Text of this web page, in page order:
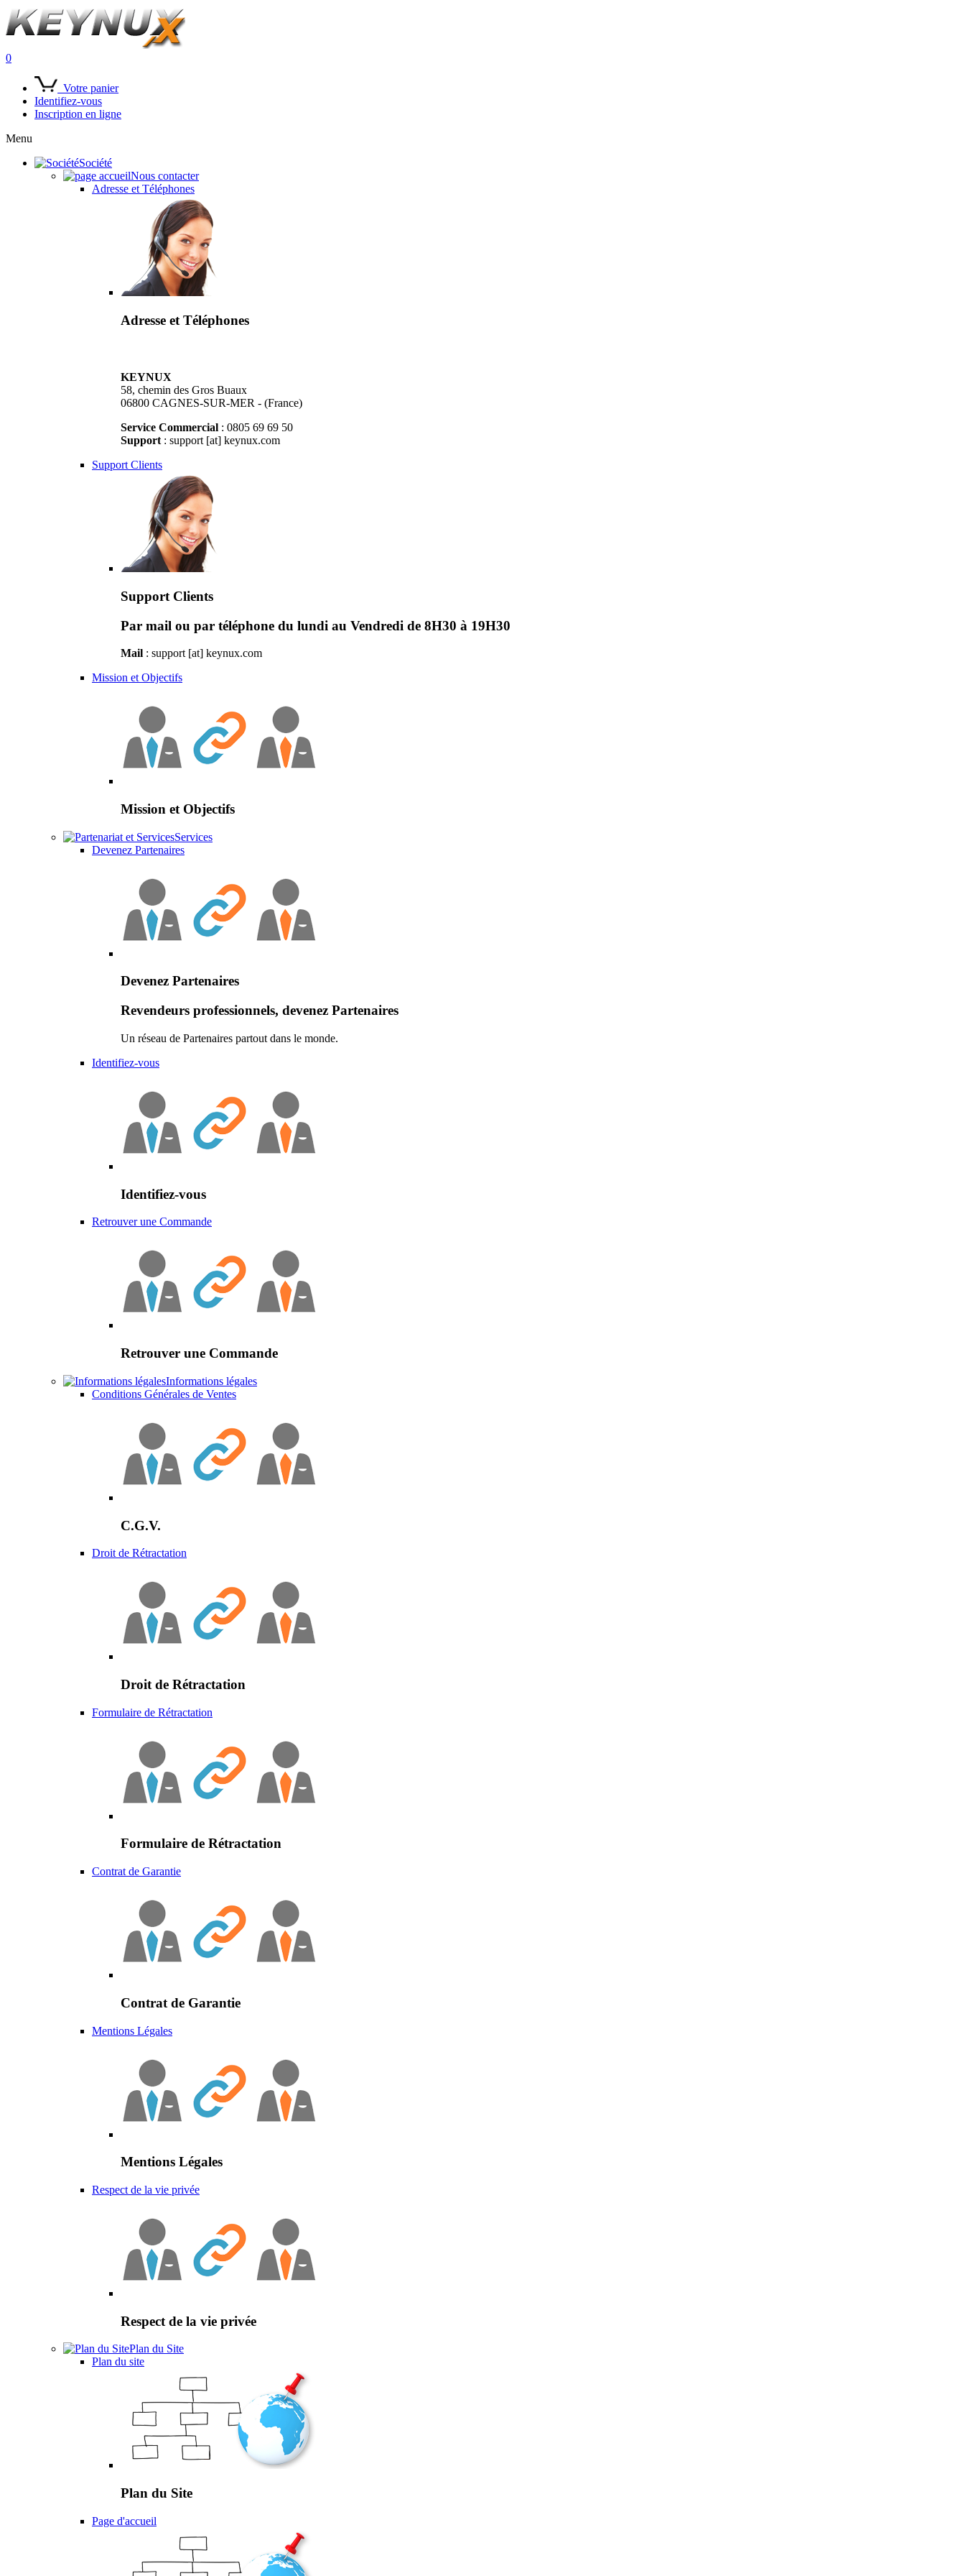
0
Votre panier
Identifiez-vous
Inscription en ligne
Menu
Société
Nous contacter
Adresse et Téléphones
Adresse et Téléphones
KEYNUX
58, chemin des Gros Buaux
06800 CAGNES-SUR-MER - (France)
Service Commercial : 0805 69 69 50
Support : support [at] keynux.com
Support Clients
Support Clients
Par mail ou par téléphone du lundi au Vendredi de 8H30 à 19H30
Mail : support [at] keynux.com
Mission et Objectifs
Mission et Objectifs
Services
Devenez Partenaires
Devenez Partenaires
Revendeurs professionnels, devenez Partenaires
Un réseau de Partenaires partout dans le monde.
Identifiez-vous
Identifiez-vous
Retrouver une Commande
Retrouver une Commande
Informations légales
Conditions Générales de Ventes
C.G.V.
Droit de Rétractation
Droit de Rétractation
Formulaire de Rétractation
Formulaire de Rétractation
Contrat de Garantie
Contrat de Garantie
Mentions Légales
Mentions Légales
Respect de la vie privée
Respect de la vie privée
Plan du Site
Plan du site
Plan du Site
Page d'accueil